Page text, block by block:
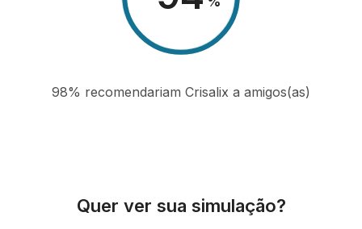
98% recomendariam Crisalix a amigos(as)
Quer ver sua simulação?